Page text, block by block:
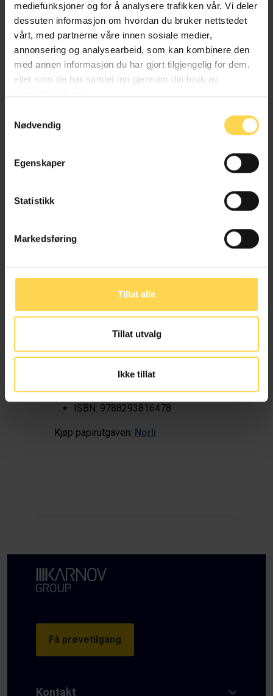
mediefunksjoner og for å analysere trafikken vår. Vi deler
dessuten informasjon om hvordan du bruker nettstedet
vårt, med partnerne våre innen sosiale medier,
annonsering og analysearbeid, som kan kombinere den
med annen informasjon du har gjort tilgjengelig for dem,
eller som de har samlet inn gjennom din bruk av
Nødvendig
Egenskaper
Statistikk
Markedsføring
Tillat alle
Tillat utvalg
Ikke tillat
utarbeidet slik at den skal passe for
undervisning i arbeidsrett og
opplæringsrett, og den er særlig
tiltenkt studenter som tar faget «Juss
for ledere». Samlingen kan også være
et nyttig hjelpemiddel for studenter
som tar styrerutdanning eller
ønsker å skaffe seg en oversikt over
rettskildemateriale, som dommer,
med løsningsveiledning. Dette er bind
arbeidsrettslige materialet, særlig det
som er knyttet til temaer som
styringsrett, oppsigelse og tariffrett.
Helt bakerst er det også noen
kortsvarsoppgaver og forslag til
hvordan disse kan løses. Bind 2 finner
Utgivelsesår: 2023
ISBN: 9788293816478
Kjøp papirutgaven: Norli
Få prøvetilgang
Kontakt